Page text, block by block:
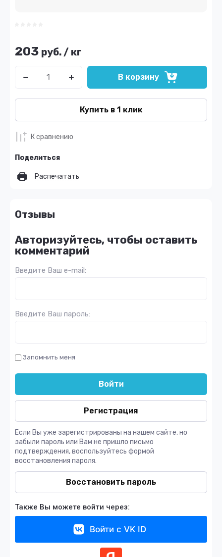
203 руб. / кг
В корзину
Купить в 1 клик
К сравнению
Поделиться
Распечатать
Отзывы
Авторизуйтесь, чтобы оставить
комментарий
Введите Ваш e-mail:
Введите Ваш пароль:
Запомнить меня
Войти
Регистрация
Если Вы уже зарегистрированы на нашем сайте, но
забыли пароль или Вам не пришло письмо
подтверждения, воспользуйтесь формой
восстановления пароля.
Восстановить пароль
Также Вы можете войти через:
Войти с VK ID